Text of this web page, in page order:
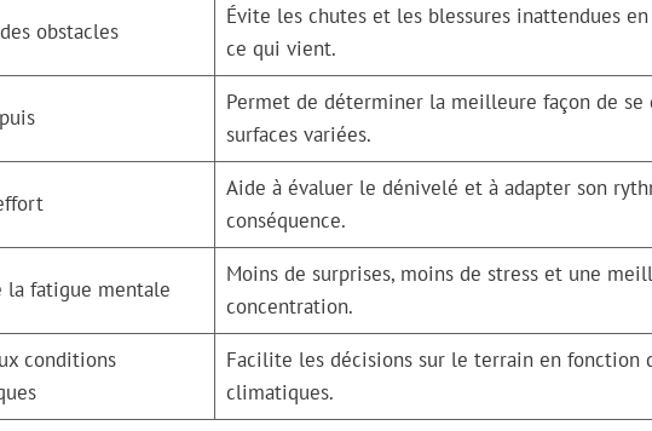
obstacles
Évite les chutes et les blessures inattendues
ce qui vient.
Permet de déterminer la meilleure façon de se
surfaces variées.
Aide à évaluer le dénivelé et à adapter son
conséquence.
la fatigue mentale
Moins de surprises, moins de stress et une
concentration.
conditions
Facilite les décisions sur le terrain en fonction
climatiques.